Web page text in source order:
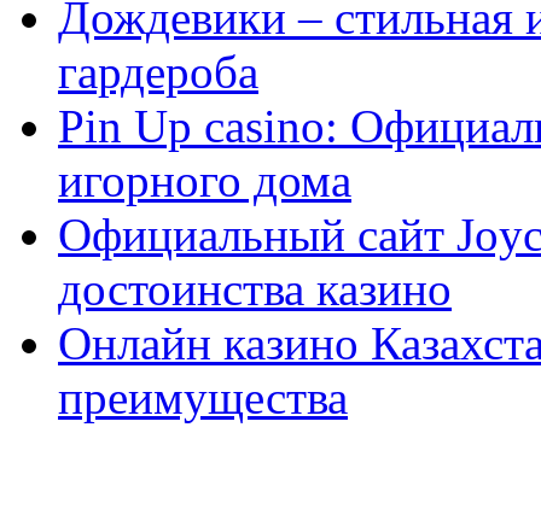
Дождевики – стильная
гардероба
Pin Up casino:
игорного дома
Официальный сайт
достоинства казино
Онлайн казино
преимущества